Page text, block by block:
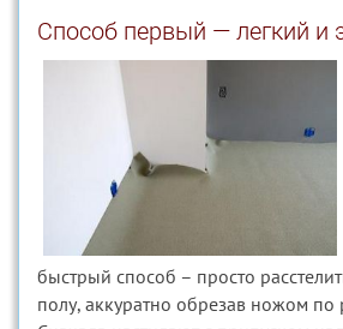
Способ первый — легкий и
быстрый способ – просто
полу, аккуратно обрезав ножом по